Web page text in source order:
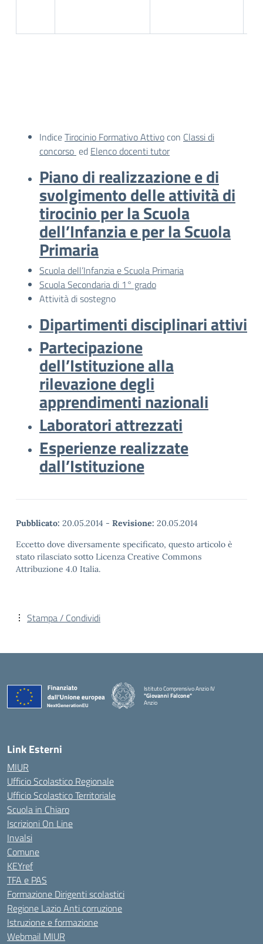
IndiceTirocinio Formativo Attivo con Classi di
concorso ed Elenco docenti tutor
Piano di realizzazione e di
svolgimento delle attività di
tirocinio per la Scuola
dell’Infanzia e per la Scuola
Primaria
Scuola dell’Infanzia e Scuola Primaria
Scuola Secondaria di 1° grado
Attività di sostegno
Dipartimenti disciplinari attivi
Partecipazione
dell’Istituzione alla
rilevazione degli
apprendimenti nazionali
Laboratori attrezzati
Esperienze realizzate
dall’Istituzione
Pubblicato: 20.05.2014 - Revisione: 20.05.2014
Eccetto dove diversamente specificato, questo articolo è
stato rilasciato sotto Licenza Creative Commons
Attribuzione 4.0 Italia.
Stampa / Condividi
Istituto Comprensivo Anzio IV
"Giovanni Falcone"
Anzio
Link Esterni
MIUR
Ufficio Scolastico Regionale
Ufficio Scolastico Territoriale
Scuola in Chiaro
Iscrizioni On Line
Invalsi
Comune
KEYref
TFA e PAS
Formazione Dirigenti scolastici
Regione Lazio Anti corruzione
Istruzione e formazione
Webmail MIUR